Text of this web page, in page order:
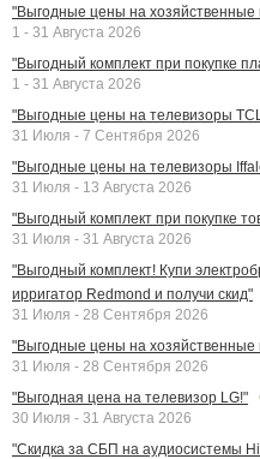
"Выгодные цены на
1 - 31 Августа 2026
"Выгодный комплект при покупке
1 - 31 Августа 2026
"Выгодные цены на телевизоры
31 Июля - 7 Сентября 2026
"Выгодные цены на телевизоры
31 Июля - 13 Августа 2026
"Выгодный комплект при покупке
31 Июля - 31 Августа 2026
"Выгодный комплект! Купи
ирригатор Redmond и получи скид"
31 Июля - 28 Сентября 2026
"Выгодные цены на
31 Июля - 28 Сентября 2026
"Выгодная цена на телевизор LG!"
30 Июля - 31 Августа 2026
"Скидка за СБП на аудиосистемы